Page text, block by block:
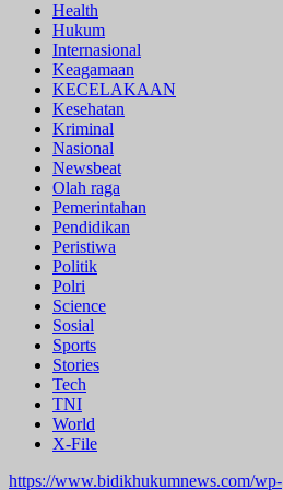
Health
Hukum
Internasional
Keagamaan
KECELAKAAN
Kesehatan
Kriminal
Nasional
Newsbeat
Olah raga
Pemerintahan
Pendidikan
Peristiwa
Politik
Polri
Science
Sosial
Sports
Stories
Tech
TNI
World
X-File
https://www.bidikhukumnews.com/wp-